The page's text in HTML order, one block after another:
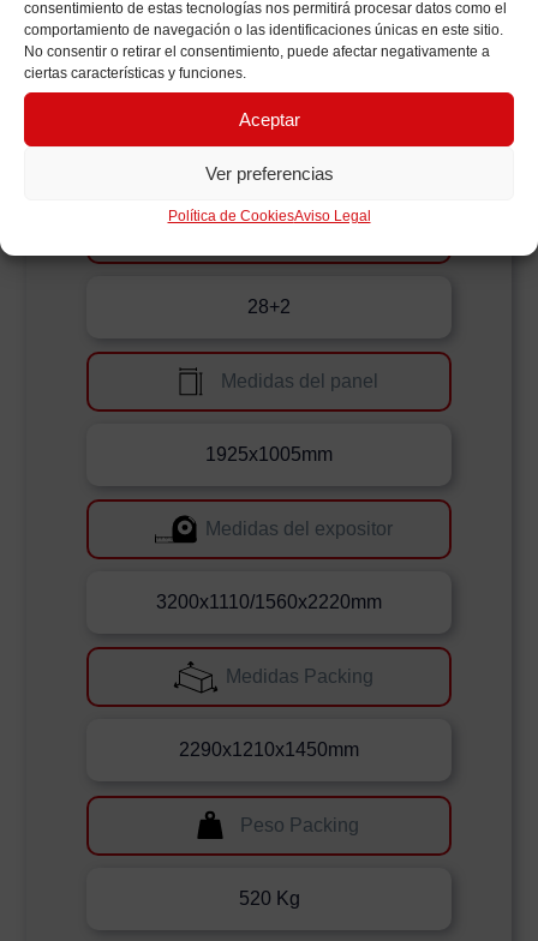
consentimiento de estas tecnologías nos permitirá procesar datos como el
comportamiento de navegación o las identificaciones únicas en este sitio.
No consentir o retirar el consentimiento, puede afectar negativamente a
ciertas características y funciones.
Aceptar
Ver preferencias
Política de CookiesAviso Legal
28+2
Medidas del panel
1925x1005mm
Medidas del expositor
3200x1110/1560x2220mm
Medidas Packing
2290x1210x1450mm
Peso Packing
520 Kg